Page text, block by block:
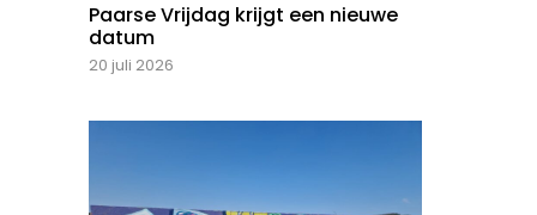
Paarse Vrijdag krijgt een nieuwe
datum
20 juli 2026